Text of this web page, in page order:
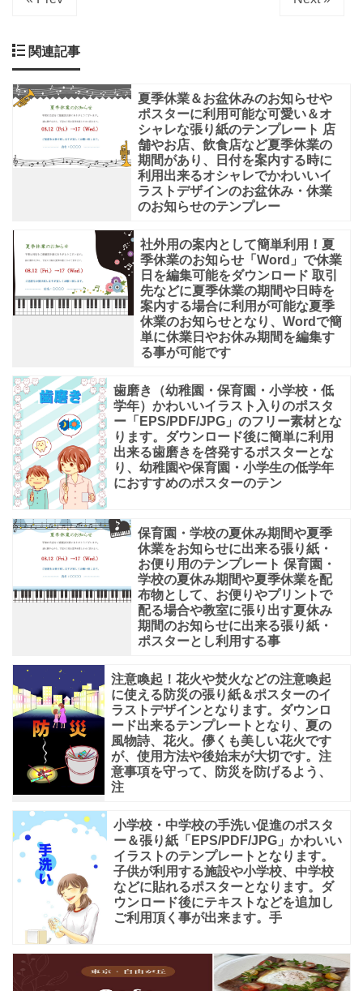
関連記事
夏季休業＆お盆休みのお知らせや
ポスターに利用可能な可愛い＆オ
シャレな張り紙のテンプレート 店
舗やお店、飲食店など夏季休業の
期間があり、日付を案内する時に
利用出来るオシャレでかわいいイ
ラストデザインのお盆休み・休業
のお知らせのテンプレー
社外用の案内として簡単利用！夏
季休業のお知らせ「Word」で休業
日を編集可能をダウンロード 取引
先などに夏季休業の期間や日時を
案内する場合に利用が可能な夏季
休業のお知らせとなり、Wordで簡
単に休業日やお休み期間を編集す
る事が可能です
歯磨き（幼稚園・保育園・小学校・低
学年）かわいいイラスト入りのポスタ
ー「EPS/PDF/JPG」のフリー素材とな
ります。ダウンロード後に簡単に利用
出来る歯磨きを啓発するポスターとな
り、幼稚園や保育園・小学生の低学年
におすすめのポスターのテン
保育園・学校の夏休み期間や夏季
休業をお知らせに出来る張り紙・
お便り用のテンプレート 保育園・
学校の夏休み期間や夏季休業を配
布物として、お便りやプリントで
配る場合や教室に張り出す夏休み
期間のお知らせに出来る張り紙・
ポスターとし利用する事
注意喚起！花火や焚火などの注意喚起
に使える防災の張り紙＆ポスターのイ
ラストデザインとなります。ダウンロ
ード出来るテンプレートとなり、夏の
風物詩、花火。儚くも美しい花火です
が、使用方法や後始末が大切です。注
意事項を守って、防災を防げるよう、
注
小学校・中学校の手洗い促進のポスタ
ー＆張り紙「EPS/PDF/JPG」かわいい
イラストのテンプレートとなります。
子供が利用する施設や小学校、中学校
などに貼れるポスターとなります。ダ
ウンロード後にテキストなどを追加し
ご利用頂く事が出来ます。手